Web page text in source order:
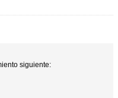
siguiente: